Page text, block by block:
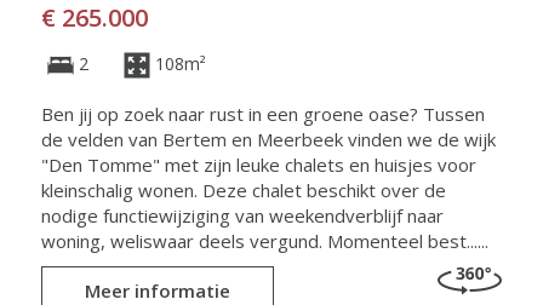
€ 265.000
2 108m²
Ben jij op zoek naar rust in een groene oase? Tussen
de velden van Bertem en Meerbeek vinden we de wijk
"Den Tomme" met zijn leuke chalets en huisjes voor
kleinschalig wonen. Deze chalet beschikt over de
nodige functiewijziging van weekendverblijf naar
woning, weliswaar deels vergund. Momenteel best......
Meer informatie